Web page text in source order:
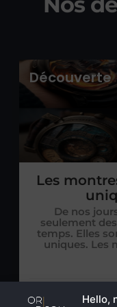
Hello,
Découverte
Les
De nos
seulement
temps. Elles
uniques. Les